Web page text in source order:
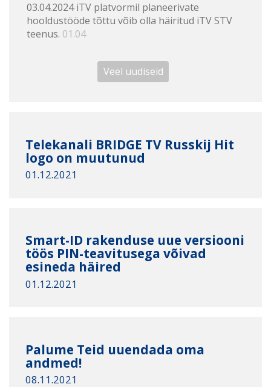
03.04.2024 iTV platvormil planeerivate
hooldustööde tõttu võib olla häiritud iTV STV
teenus. 01.04
Veel uudiseid
Telekanali BRIDGE TV Russkij Hit
logo on muutunud
01.12.2021
Smart-ID rakenduse uue versiooni
töös PIN-teavitusega võivad
esineda häired
01.12.2021
Palume Teid uuendada oma
andmed!
08.11.2021